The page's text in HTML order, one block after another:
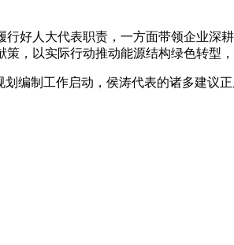
人大代表职责，一方面带领企业深耕
，以实际行动推动能源结构绿色转型
制工作启动，侯涛代表的诸多建议正